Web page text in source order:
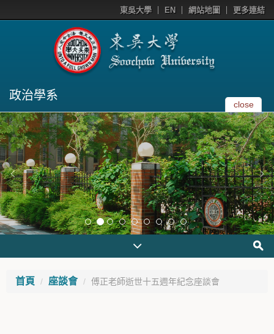
東吳大學 EN 網站地圖 更多連結
政治學系
close
首頁 座談會 傅正老師逝世十五週年紀念座談會